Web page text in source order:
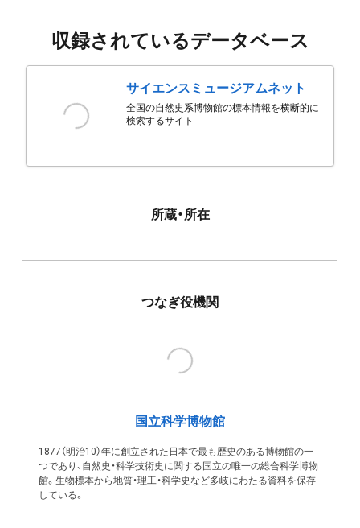
収録されているデータベース
サイエンスミュージアムネット
全国の自然史系博物館の標本情報を横断的に
検索するサイト
所蔵・所在
つなぎ役機関
国立科学博物館
1877（明治10）年に創立された日本で最も歴史のある博物館の一
つであり、自然史・科学技術史に関する国立の唯一の総合科学博物
館。生物標本から地質・理工・科学史など多岐にわたる資料を保存
している。